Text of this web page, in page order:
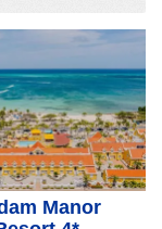
Manor